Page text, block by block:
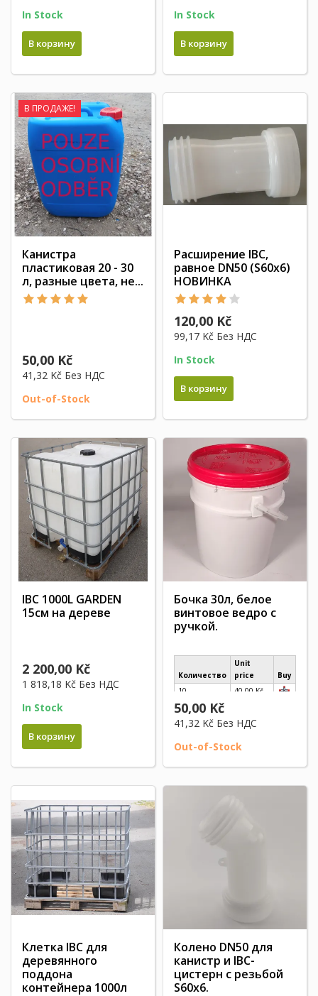
In Stock
В корзину
In Stock
В корзину
В ПРОДАЖЕ!
Канистра
пластиковая 20 - 30
л, разные цвета, не...
50,00 Kč
41,32 Kč Без НДС
Out-of-Stock
Расширение IBC,
равное DN50 (S60x6)
НОВИНКА
120,00 Kč
99,17 Kč Без НДС
In Stock
В корзину
IBC 1000L GARDEN
15см на дереве
2 200,00 Kč
1 818,18 Kč Без НДС
In Stock
В корзину
Бочка 30л, белое
винтовое ведро с
ручкой.
Количество
Unit
price
Buy
10
40,00 Kč
30
60
30,00 Kč
50,00 Kč
41,32 Kč Без НДС
Out-of-Stock
Клетка IBC для
деревянного
поддона
контейнера 1000л
Колено DN50 для
канистр и IBC-
цистерн с резьбой
S60x6.